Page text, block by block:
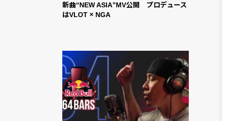
新曲“NEW ASIA”MV公開 プロデュース
はVLOT × NGA